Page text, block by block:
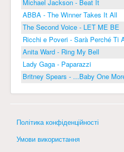
Michael Jackson - Beat It
ABBA - The Winner Takes It All
The Second Voice - LET ME BE
Ricchi e Poveri - Sarà Perché Ti
Anita Ward - Ring My Bell
Lady Gaga - Paparazzi
Britney Spears - ...Baby One
Політика конфіденційності
Умови використання